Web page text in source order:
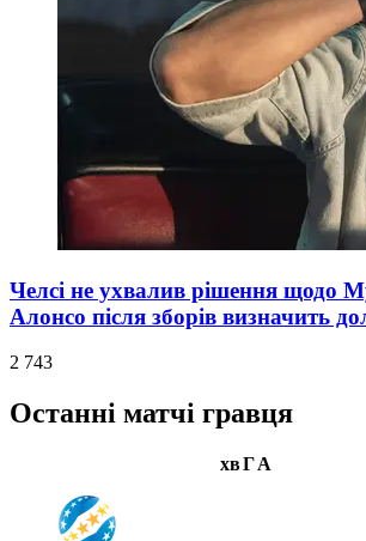
Челсі не ухвалив рішення щодо
Алонсо після зборів визначить
2 743
Останні матчі гравця
хвГА